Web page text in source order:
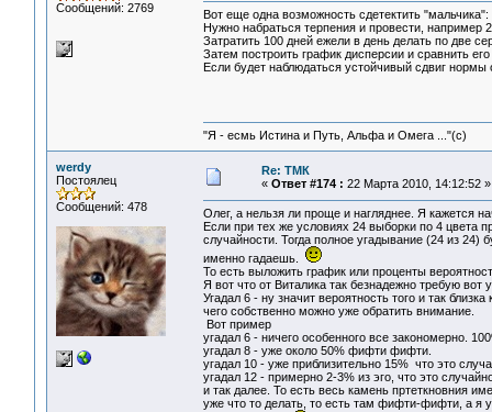
Сообщений: 2769
Вот еще одна возможность сдетектить "мальчика":
Нужно набраться терпения и провести, например
Затратить 100 дней ежели в день делать по две
Затем построить график дисперсии и сравнить
Если будет наблюдаться устойчивый сдвиг нормы
"Я - есмь Истина и Путь, Альфа и Омега ..."(с)
werdy
Постоялец
Сообщений: 478
Re: ТМК
« Ответ #174 : 22 Марта 2010, 14:12:52 »
Олег, а нельзя ли проще и нагляднее. Я кажется
Если при тех же условиях 24 выборки по 4 цвета
случайности. Тогда полное угадывание (24 из 24)
именно гадаешь.
То есть выложить график или проценты
Я вот что от Виталика так безнадежно требую вот
Угадал 6 - ну значит вероятность того и так
чего собственно можно уже обратить внимание.
Вот пример
угадал 6 - ничего особенного все закономерно.
угадал 8 - уже около 50% фифти фифти.
угадал 10 - уже приблизительно 15% что это
угадал 12 - примерно 2-3% из эго, что это
и так далее. То есть весь камень пртеткновния
уже что то делать, то есть там фифти-фифти, а я